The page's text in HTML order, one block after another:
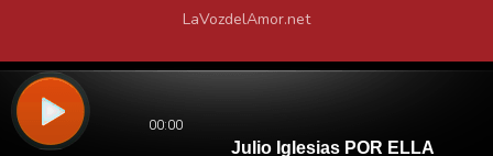
LaVozdelAmor.net
Protección de Datos
Desarrollado por